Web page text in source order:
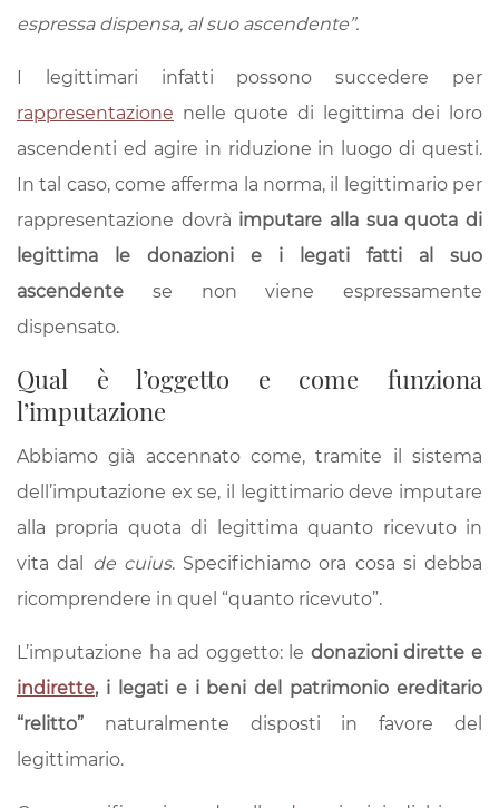
espressa dispensa, al suo ascendente”.
I legittimari infatti possono succedere per
rappresentazione nelle quote di legittima dei loro
ascendenti ed agire in riduzione in luogo di questi.
In tal caso, come afferma la norma, il legittimario per
rappresentazione dovrà imputare alla sua quota di
legittima le donazioni e i legati fatti al suo
ascendente se non viene espressamente
dispensato.
Qual è l’oggetto e come funziona
l’imputazione
Abbiamo già accennato come, tramite il sistema
dell’imputazione ex se, il legittimario deve imputare
alla propria quota di legittima quanto ricevuto in
vita dal de cuius. Specifichiamo ora cosa si debba
ricomprendere in quel “quanto ricevuto”.
L’imputazione ha ad oggetto: le donazioni dirette e
indirette, i legati e i beni del patrimonio ereditario
“relitto” naturalmente disposti in favore del
legittimario.